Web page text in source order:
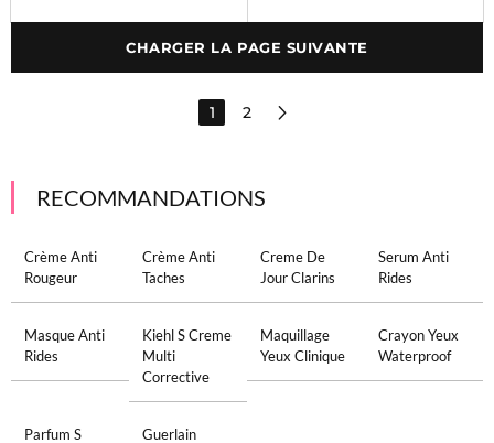
CHARGER LA PAGE SUIVANTE
1 2
RECOMMANDATIONS
Crème Anti
Rougeur
Crème Anti
Taches
Creme De
Jour Clarins
Serum Anti
Rides
Masque Anti
Rides
Kiehl S Creme
Multi
Corrective
Maquillage
Yeux Clinique
Crayon Yeux
Waterproof
Parfum S
Guerlain